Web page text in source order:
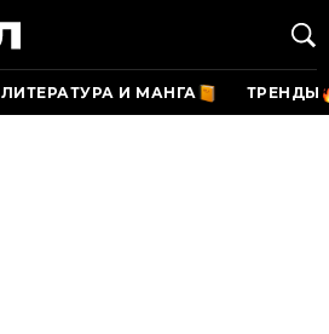
ЛИТЕРАТУРА И МАНГА ТРЕНДЫ